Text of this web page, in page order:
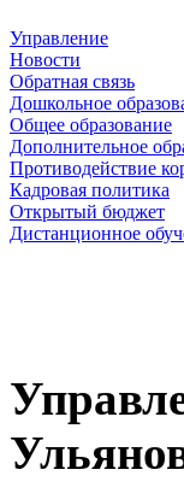
Управление
Новости
Обратная связь
Дошкольное
Общее образование
Дополнительное
Противодействие
Кадровая политика
Открытый бюджет
Дистанционное